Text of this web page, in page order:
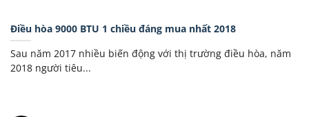
Điều hòa 9000 BTU 1 chiều đáng mua nhất 2018
Sau năm 2017 nhiều biến động với thị trường điều hòa, năm
2018 người tiêu...